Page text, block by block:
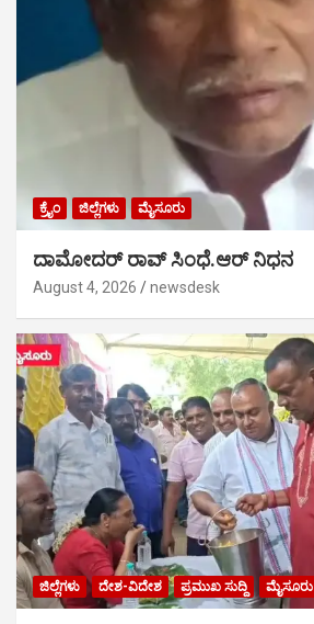
ಕ್ರೈಂ ಜಿಲ್ಲೆಗಳು ಮೈಸೂರು
ದಾಮೋದರ್ ರಾವ್ ಸಿಂಧೆ.ಆರ್ ನಿಧನ
August 4, 2026 newsdesk
ಜಿಲ್ಲೆಗಳು ದೇಶ-ವಿದೇಶ ಪ್ರಮುಖ ಸುದ್ದಿ ಮೈಸೂರು